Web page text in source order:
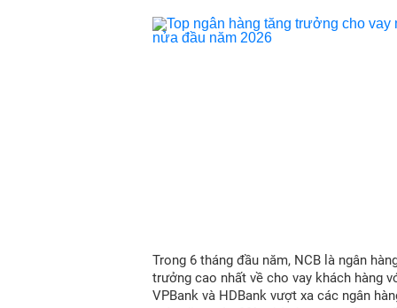
Trong 6 tháng đầu năm, NCB là ngân
trưởng cao nhất về cho vay khách hàng
VPBank và HDBank vượt xa các ngân